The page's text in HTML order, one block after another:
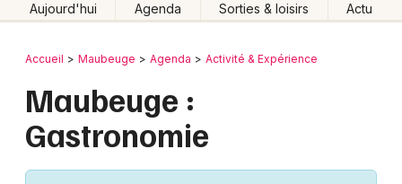
Aujourd'hui Agenda Sorties & loisirs Actu
Publier un événement
Grands événements
Bordeaux
Colmar
Lille
Retour
Accueil Maubeuge Agenda Activité & Expérience
Maubeuge :
Gastronomie
Où ?
Nord-Pas-de-Calais
Partout
Changer de lieu